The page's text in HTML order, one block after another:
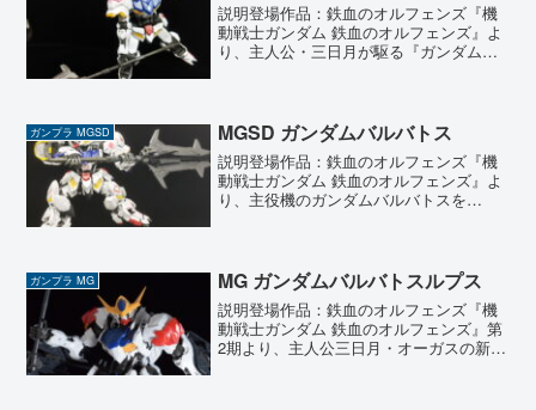
説明登場作品：鉄血のオルフェンズ『機
動戦士ガンダム 鉄血のオルフェンズ』よ
り、主人公・三日月が駆る『ガンダムバ
驚かされるばかり。...
ガンプラ MGSD MGSD ガンダムバルバトス
説明登場作品：鉄血のオルフェンズ『機
動戦士ガンダム 鉄血のオルフェンズ』よ
り、主役機のガンダムバルバトスを
オリティを凝縮した...
ガンプラ MG MG ガンダムバルバトスルプス
説明登場作品：鉄血のオルフェンズ『機
動戦士ガンダム 鉄血のオルフェンズ』第
2期より、主人公三日月・オーガスの新た